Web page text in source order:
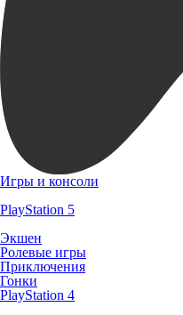
Игры и консоли
PlayStation 5
Экшен
Ролевые игры
Приключения
Гонки
PlayStation 4